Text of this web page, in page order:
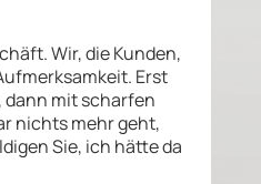
Wir, die Kunden,
Erst
dann mit scharfen
nichts mehr geht,
Sie, ich hätte da